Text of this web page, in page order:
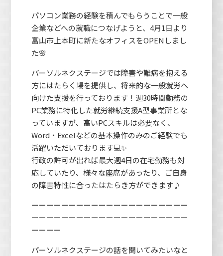
パソコン業務の経験を積んでもらうことで一般
企業などへの就職につなげようと、4月1日より
富山市上本町に新たなオフィスをOPENしまし
た🌸
パーソルネクステージでは障害や難病を抱える
方にはたらく場を提供し、将来的な一般就労へ
向けた支援を行っております！週30時間勤務の
PC業務に特化した就労継続支援A型事業所とな
っていますが、高いPCスキルは必要なく、
Word・Excelなどの基本操作のみのご経験でも
活躍いただいております💻✨
行政の許可が出れば最大週4日の在宅勤務も対
応していたり、様々な座席があったり、ご自身
の障害特性に合ったはたらき方ができます♪
ーーーーーーーーーーーーーーーーーーーーー
ーーーーーーーーーーーーーーーーーーーーー
ーーーー
パーソルネクステージの話を聞いてみたいなと